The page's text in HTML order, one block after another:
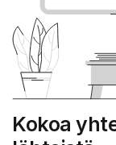
Kokoa